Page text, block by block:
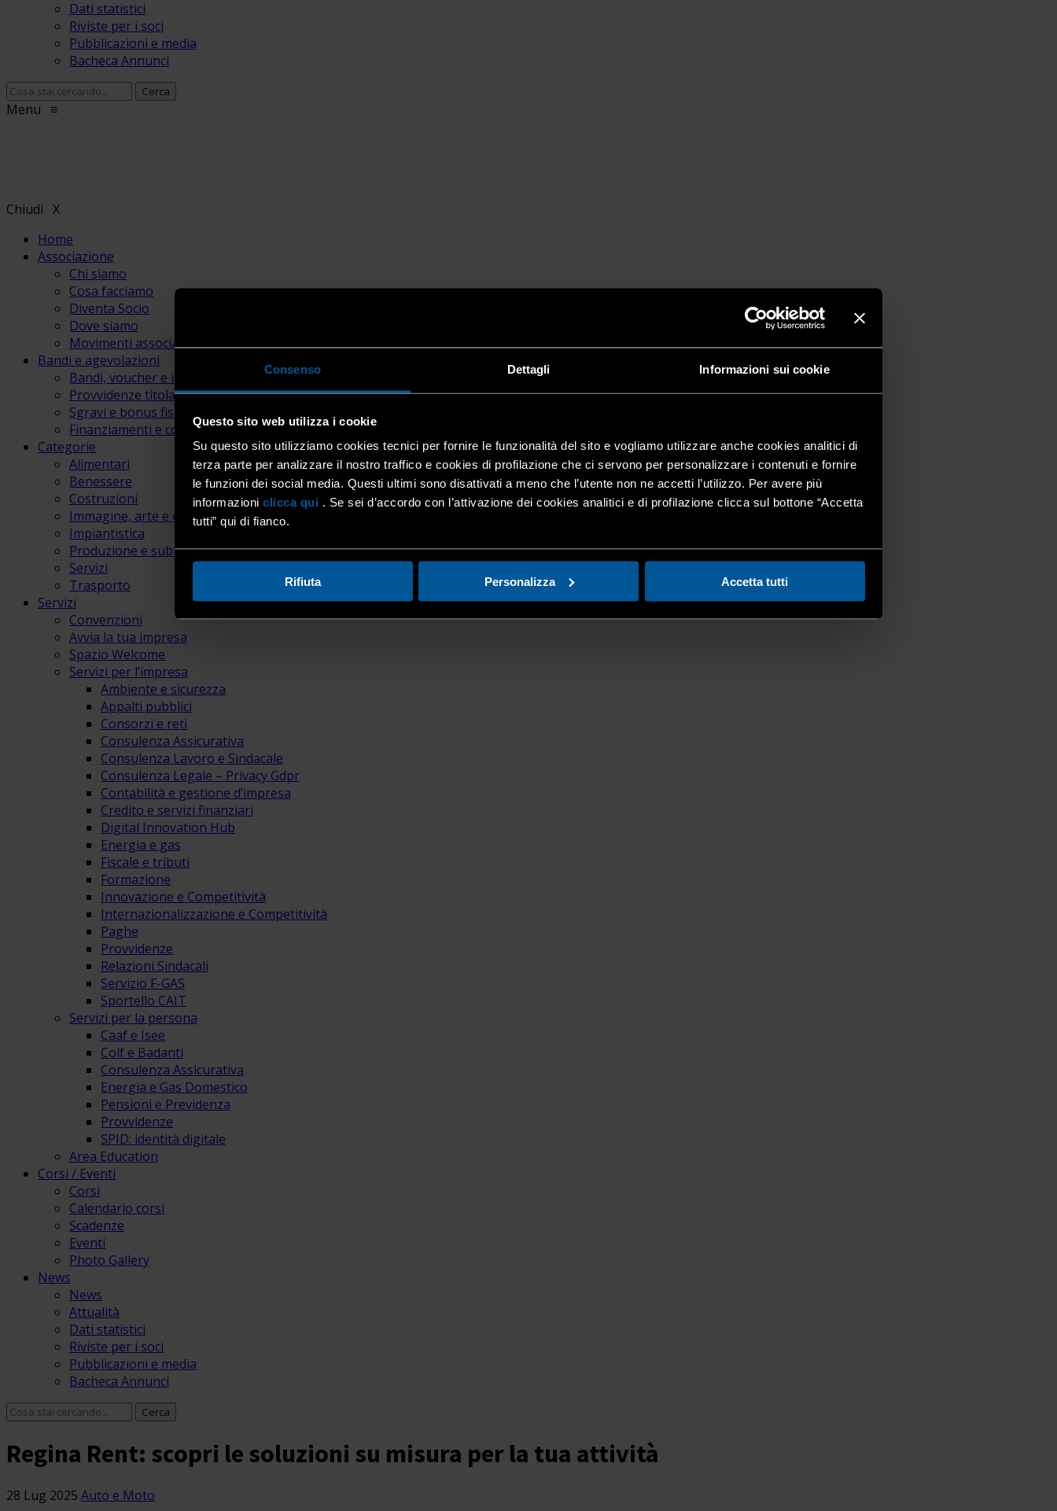
Consenso Dettagli Informazioni sui cookie
Questo sito web utilizza i cookie
Su questo sito utilizziamo cookies tecnici per fornire le funzionalità del sito e vogliamo utilizzare anche cookies analitici di
terza parte per analizzare il nostro traffico e cookies di profilazione che ci servono per personalizzare i contenuti e fornire
le funzioni dei social media. Questi ultimi sono disattivati a meno che l’utente non ne accetti l’utilizzo. Per avere più
informazioni clicca qui . Se sei d’accordo con l’attivazione dei cookies analitici e di profilazione clicca sul bottone “Accetta
tutti” qui di fianco.
Rifiuta Personalizza Accetta tutti
Dati statistici
Riviste per i soci
Pubblicazioni e media
Bacheca Annunci
Menu ≡
Chiudi X
Home
Associazione
Chi siamo
Cosa facciamo
Diventa Socio
Dove siamo
Movimenti associativi
Bandi e agevolazioni
Bandi, voucher e incentivi
Provvidenze titolari e lavoratori
Sgravi e bonus fiscali
Finanziamenti e contributi
Categorie
Alimentari
Benessere
Costruzioni
Immagine, arte e comunicazione
Impiantistica
Produzione e subfornitura
Servizi
Trasporto
Servizi
Convenzioni
Avvia la tua impresa
Spazio Welcome
Servizi per l’impresa
Ambiente e sicurezza
Appalti pubblici
Consorzi e reti
Consulenza Assicurativa
Consulenza Lavoro e Sindacale
Consulenza Legale – Privacy Gdpr
Contabilità e gestione d’impresa
Credito e servizi finanziari
Digital Innovation Hub
Energia e gas
Fiscale e tributi
Formazione
Innovazione e Competitività
Internazionalizzazione e Competitività
Paghe
Provvidenze
Relazioni Sindacali
Servizio F-GAS
Sportello CAIT
Servizi per la persona
Caaf e Isee
Colf e Badanti
Consulenza Assicurativa
Energia e Gas Domestico
Pensioni e Previdenza
Provvidenze
SPID: identità digitale
Area Education
Corsi / Eventi
Corsi
Calendario corsi
Scadenze
Eventi
Photo Gallery
News
News
Attualità
Dati statistici
Riviste per i soci
Pubblicazioni e media
Bacheca Annunci
Regina Rent: scopri le soluzioni su misura per la tua attività
28 Lug 2025 Auto e Moto